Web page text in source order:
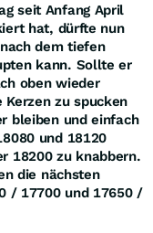
seit Anfang April
hat, dürfte nun
dem tiefen
kann. Sollte er
oben wieder
zu spucken
bleiben und einfach
und 18120
18200 zu knabbern.
die nächsten
/ 17700 und 17650 /